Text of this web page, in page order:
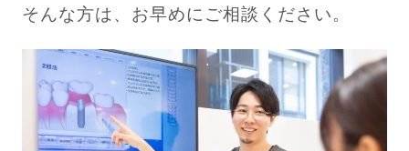
そんな方は、お早めにご相談ください。